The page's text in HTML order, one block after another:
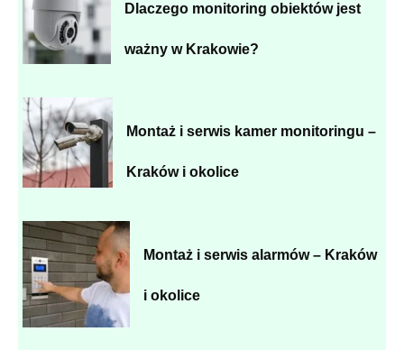
Dlaczego monitoring obiektów jest
ważny w Krakowie?
Montaż i serwis kamer monitoringu –
Kraków i okolice
Montaż i serwis alarmów – Kraków
i okolice